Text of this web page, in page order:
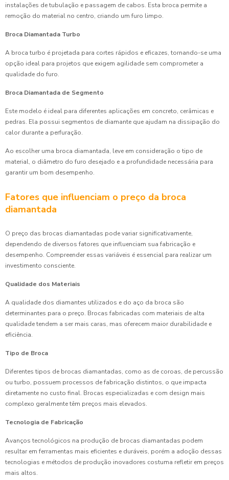
instalações de tubulação e passagem de cabos. Esta broca permite a
remoção do material no centro, criando um furo limpo.
Broca Diamantada Turbo
A broca turbo é projetada para cortes rápidos e eficazes, tornando-se uma
opção ideal para projetos que exigem agilidade sem comprometer a
qualidade do furo.
Broca Diamantada de Segmento
Este modelo é ideal para diferentes aplicações em concreto, cerâmicas e
pedras. Ela possui segmentos de diamante que ajudam na dissipação do
calor durante a perfuração.
Ao escolher uma broca diamantada, leve em consideração o tipo de
material, o diâmetro do furo desejado e a profundidade necessária para
garantir um bom desempenho.
Fatores que influenciam o preço da broca
diamantada
O preço das brocas diamantadas pode variar significativamente,
dependendo de diversos fatores que influenciam sua fabricação e
desempenho. Compreender essas variáveis é essencial para realizar um
investimento consciente.
Qualidade dos Materiais
A qualidade dos diamantes utilizados e do aço da broca são
determinantes para o preço. Brocas fabricadas com materiais de alta
qualidade tendem a ser mais caras, mas oferecem maior durabilidade e
eficiência.
Tipo de Broca
Diferentes tipos de brocas diamantadas, como as de coroas, de percussão
ou turbo, possuem processos de fabricação distintos, o que impacta
diretamente no custo final. Brocas especializadas e com design mais
complexo geralmente têm preços mais elevados.
Tecnologia de Fabricação
Avanços tecnológicos na produção de brocas diamantadas podem
resultar em ferramentas mais eficientes e duráveis, porém a adoção dessas
tecnologias e métodos de produção inovadores costuma refletir em preços
mais altos.